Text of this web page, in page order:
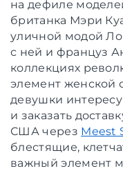
на дефиле
британка Мэри
уличной модой
с ней и француз
коллекциях
элемент женской
девушки
и заказать
США через Meest
блестящие,
важный элемент